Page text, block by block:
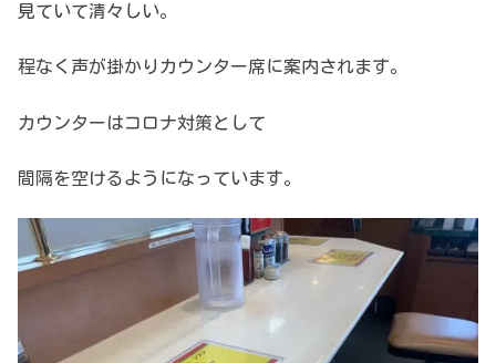
見ていて清々しい。
程なく声が掛かりカウンター席に案内されます。
カウンターはコロナ対策として
間隔を空けるようになっています。